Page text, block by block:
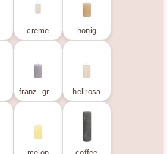
creme honig
hellrosa